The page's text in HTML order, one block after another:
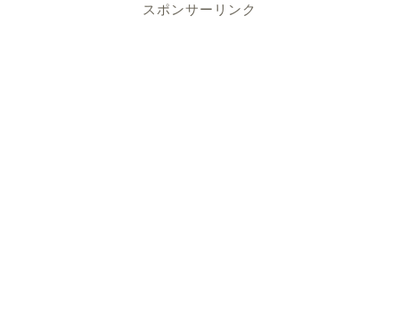
スポンサーリンク